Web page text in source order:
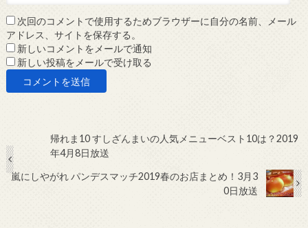
次回のコメントで使用するためブラウザーに自分の名前、メール
アドレス、サイトを保存する。
新しいコメントをメールで通知
新しい投稿をメールで受け取る
帰れま10 すしざんまいの人気メニューベスト10は？2019
年4月8日放送
嵐にしやがれ パンデスマッチ2019春のお店まとめ！3月3
0日放送